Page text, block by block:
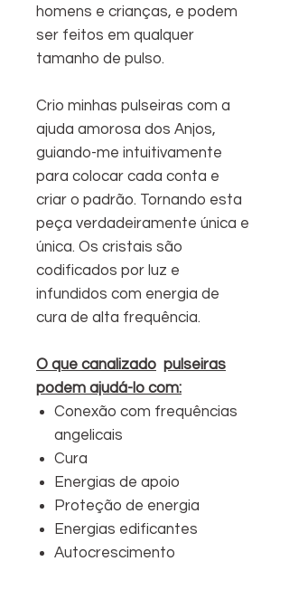
homens e crianças, e podem
ser feitos em qualquer
tamanho de pulso.
Crio minhas pulseiras com a
ajuda amorosa dos Anjos,
guiando-me intuitivamente
para colocar cada conta e
criar o padrão. Tornando esta
peça verdadeiramente única e
única. Os cristais são
codificados por luz e
infundidos com energia de
cura de alta frequência.
O que canalizado pulseiras
podem ajudá-lo com:
Conexão com frequências
angelicais
Cura
Energias de apoio
Proteção de energia
Energias edificantes
Autocrescimento